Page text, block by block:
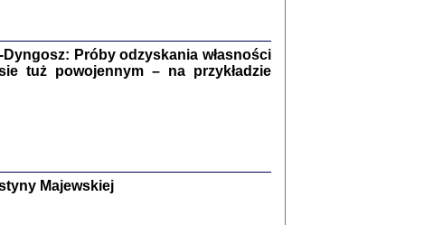
wstęp Barbara Engelking, Jan Grabowski
Próby odzyskania własności
tuż powojennym – na przykładzie
Majewskiej